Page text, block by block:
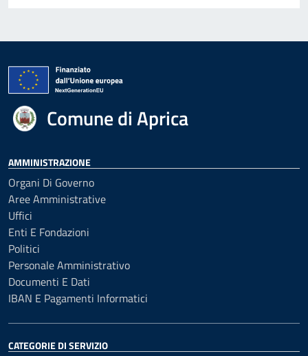
Comune di Aprica
AMMINISTRAZIONE
Organi Di Governo
Aree Amministrative
Uffici
Enti E Fondazioni
Politici
Personale Amministrativo
Documenti E Dati
IBAN E Pagamenti Informatici
CATEGORIE DI SERVIZIO